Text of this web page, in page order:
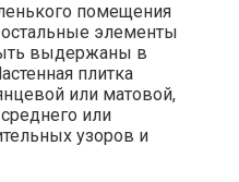
помещения
элементы
выдержаны в
плитка
или матовой,
или
узоров и